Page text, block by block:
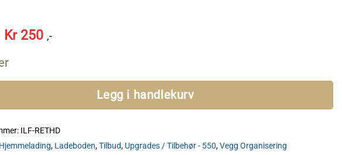
Opprinnelig
var:
Kr 250Nåværende
,-
Legg i handlekurv
ILF-RETHD
Hjemmelading, Ladeboden,Tilbud, Upgrades / Tilbehør - 550,Vegg Organisering